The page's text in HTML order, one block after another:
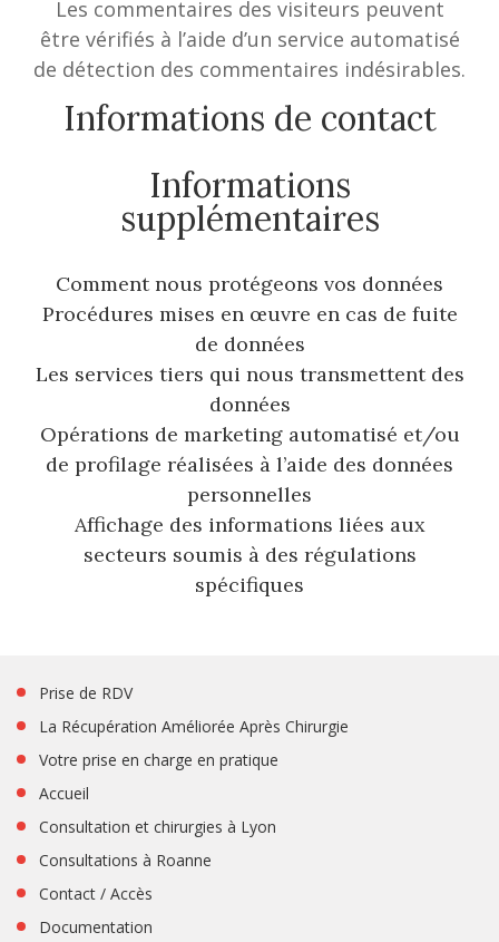
Les commentaires des visiteurs peuvent
être vérifiés à l’aide d’un service automatisé
de détection des commentaires indésirables.
Informations de contact
Informations
supplémentaires
Comment nous protégeons vos données
Procédures mises en œuvre en cas de fuite
de données
Les services tiers qui nous transmettent des
données
Opérations de marketing automatisé et/ou
de profilage réalisées à l’aide des données
personnelles
Affichage des informations liées aux
secteurs soumis à des régulations
spécifiques
Prise de RDV
La Récupération Améliorée Après Chirurgie
Votre prise en charge en pratique
Accueil
Consultation et chirurgies à Lyon
Consultations à Roanne
Contact / Accès
Documentation